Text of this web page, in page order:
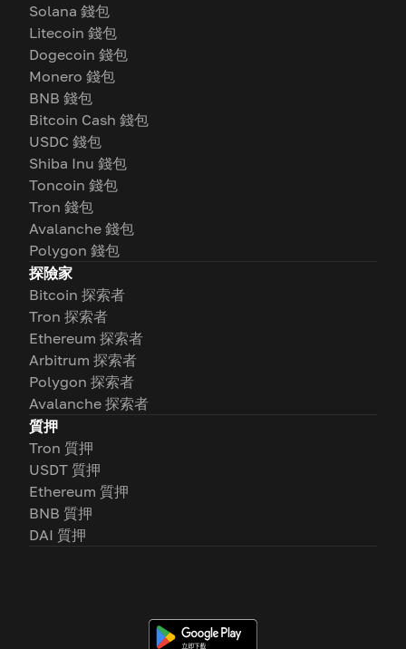
Solana 錢包
Litecoin 錢包
Dogecoin 錢包
Monero 錢包
BNB 錢包
Bitcoin Cash 錢包
USDC 錢包
Shiba Inu 錢包
Toncoin 錢包
Tron 錢包
Avalanche 錢包
Polygon 錢包
探險家
Bitcoin 探索者
Tron 探索者
Ethereum 探索者
Arbitrum 探索者
Polygon 探索者
Avalanche 探索者
質押
Tron 質押
USDT 質押
Ethereum 質押
BNB 質押
DAI 質押